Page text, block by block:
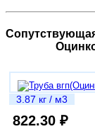
3.87 кг / м3
822.30 ₽